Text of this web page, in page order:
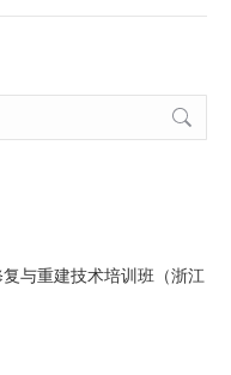
与重建技术培训班（浙江